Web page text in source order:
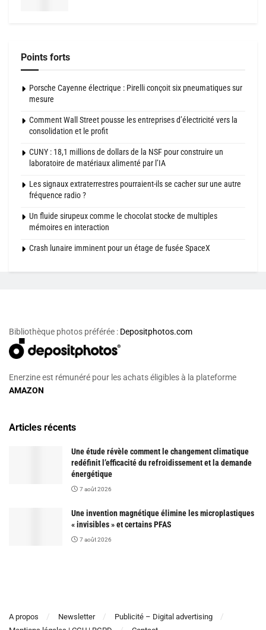
Points forts
Porsche Cayenne électrique : Pirelli conçoit six pneumatiques sur
mesure
Comment Wall Street pousse les entreprises d’électricité vers la
consolidation et le profit
CUNY : 18,1 millions de dollars de la NSF pour construire un
laboratoire de matériaux alimenté par l’IA
Les signaux extraterrestres pourraient-ils se cacher sur une autre
fréquence radio ?
Un fluide sirupeux comme le chocolat stocke de multiples
mémoires en interaction
Crash lunaire imminent pour un étage de fusée SpaceX
Bibliothèque photos préférée : Depositphotos.com
Enerzine est rémunéré pour les achats éligibles à la plateforme
AMAZON
Articles récents
Une étude révèle comment le changement climatique
redéfinit l’efficacité du refroidissement et la demande
énergétique
7 août 2026
Une invention magnétique élimine les microplastiques
« invisibles » et certains PFAS
7 août 2026
A propos Newsletter
Publicité – Digital advertising